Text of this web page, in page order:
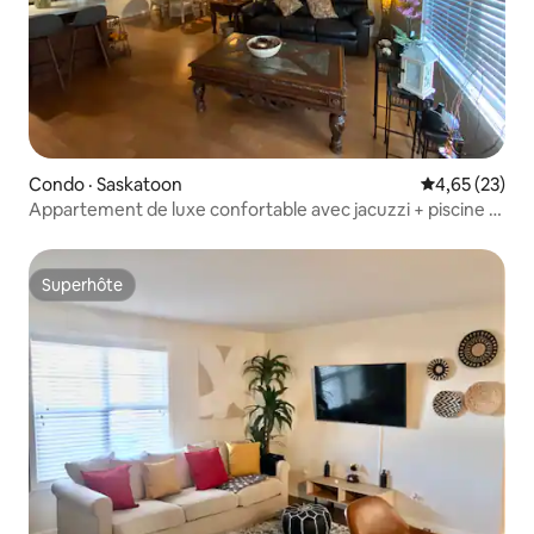
Condo · Saskatoon Note
4,65 (23)
Appartement de luxe confortable avec jacuzzi + piscine +
Superhôte
Superhôte